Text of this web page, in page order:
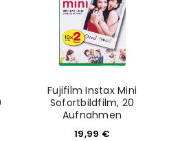
durchWP Captcha
Fujifilm Instax Mini
Sofortbildfilm, 20
Aufnahmen
19,99 €